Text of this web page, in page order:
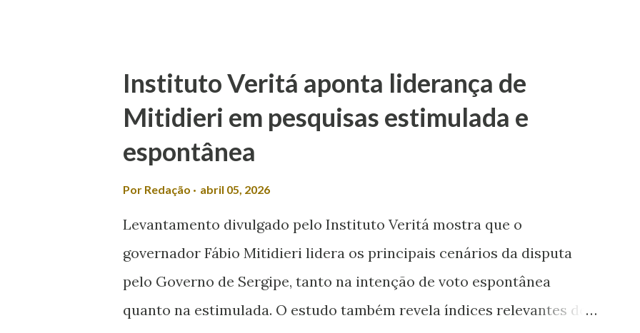
classificou a declaração como machista e misógina. Por meio das
redes sociais, Laís afirmou que discursos desse tipo contribuem para
o desrespeito e a exclusão das mulheres dos espaços de poder. “Em
política, esqueça! É isso que Valmir de Francisquinho disse ao ser
questionado se a sua mulher poderia ser uma...
Instituto Veritá aponta liderança de
Mitidieri em pesquisas estimulada e
espontânea
Por Redação abril 05, 2026
Levantamento divulgado pelo Instituto Veritá mostra que o
governador Fábio Mitidieri lidera os principais cenários da disputa
pelo Governo de Sergipe, tanto na intenção de voto espontânea
quanto na estimulada. O estudo também revela índices relevantes de